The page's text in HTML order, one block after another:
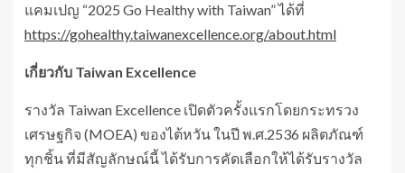
แคมเปญ “2025 Go Healthy with Taiwan” ได้ที่
https://gohealthy.taiwanexcellence.org/about.html
เกี่ยวกับ Taiwan Excellence
รางวัล Taiwan Excellence เปิดตัวครั้งแรกโดยกระทรวง
เศรษฐกิจ (MOEA) ของไต้หวัน ในปี พ.ศ.2536 ผลิตภัณฑ์
ทุกชิ้น ที่มีสัญลักษณ์นี้ ได้รับการคัดเลือกให้ได้รับรางวัล